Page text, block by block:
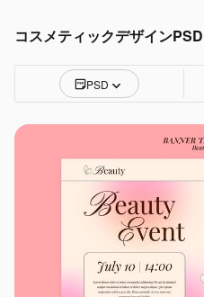
コスメティックデザインPSD
PSD